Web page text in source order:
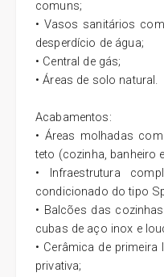
comuns;
• Vasos sanitários
desperdício de água;
• Central de gás;
• Áreas de solo natural.
Acabamentos:
• Áreas molhadas
teto (cozinha, banheiro
• Infraestrutura
condicionado do tipo
• Balcões das
cubas de aço inox e
• Cerâmica de
privativa;